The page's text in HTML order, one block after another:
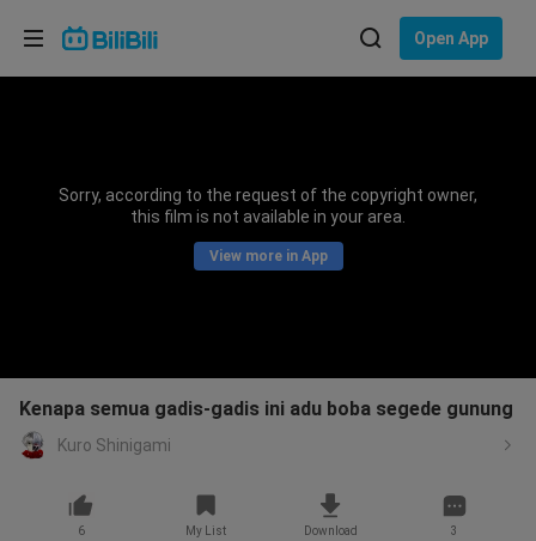
Open App
Sorry, according to the request of the copyright owner,
this film is not available in your area.
View more in App
Kenapa semua gadis-gadis ini adu boba segede gunung
Kuro Shinigami
6 My List Download 3
Choose your language